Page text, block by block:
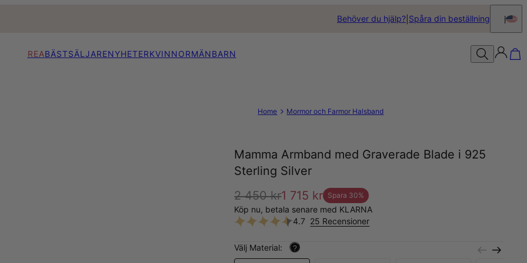
Behöver du hjälp? Spåra din beställning
REABÄSTSÄLJARENYHETERKVINNORMÄNBARN
Home Mormor och Farmor Halsband
Mamma Armband med Graverade Blade i 925
Sterling Silver
2 450 kr1 715 kr Spara 30%
Köp nu, betala senare med KLARNA
4.7 25 Recensioner
Välj Material: ?